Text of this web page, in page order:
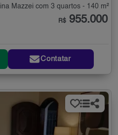
Mazzei com 3 quartos - 140 m²
R$ 955.000
Contatar